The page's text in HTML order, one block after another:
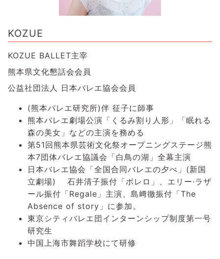
KOZUE
KOZUE BALLET主宰
熊本県文化懇話会会員
公益社団法人 日本バレエ協会会員
(熊本バレエ研究所)伴 征子に師事
熊本バレエ劇場公演「くるみ割り人形」「眠れる
森の美女」などの主演を務める
第51回熊本県芸術文化祭オープニングステージ熊
本7団体バレエ協議会「白鳥の湖」全幕主演
日本バレエ協会「全国合同バレエの夕べ」(新国
立劇場) 石井清子振付「ボレロ」、エリー·ラザ
ール振付「Regale」主演、島﨑徹振付「The
Absence of story」に参加。
東京シティバレエ団インターンシップ制度第一号
研究生
中国上海市舞蹈学校にて研修